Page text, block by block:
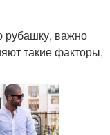
рубашку, важно
такие факторы,